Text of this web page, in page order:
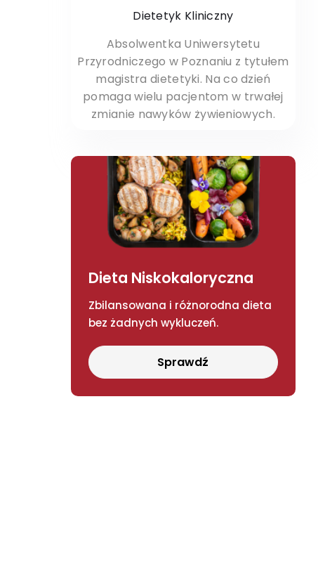
Dietetyk Kliniczny
Absolwentka Uniwersytetu
Przyrodniczego w Poznaniu z tytułem
magistra dietetyki. Na co dzień
pomaga wielu pacjentom w trwałej
zmianie nawyków żywieniowych.
Dieta Niskokaloryczna
Zbilansowana i różnorodna dieta
bez żadnych wykluczeń.
Sprawdź